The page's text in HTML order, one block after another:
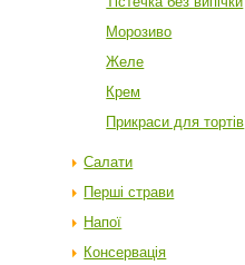
Морозиво
Желе
Крем
Прикраси для тортів
Салати
Перші страви
Напої
Консервація